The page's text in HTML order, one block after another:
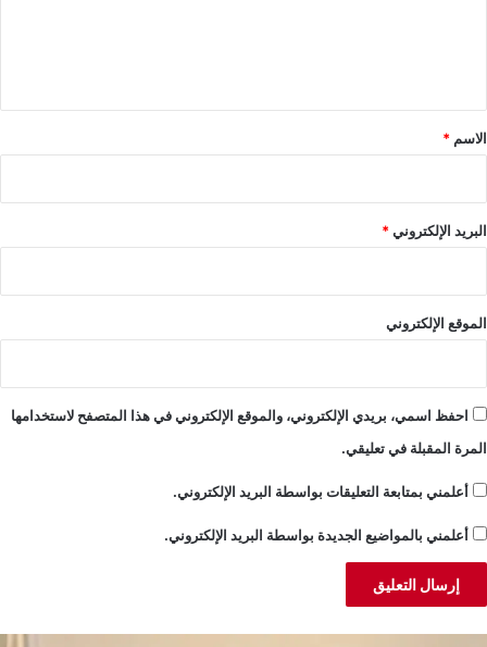
*
الاسم *
البريد الإلكتروني*
الموقع الإلكتروني
احفظ اسمي، بريدي الإلكتروني، والموقع الإلكتروني في هذا المتصفح لاستخدامها
المرة المقبلة في تعليقي.
أعلمني بمتابعة التعليقات بواسطة البريد الإلكتروني.
أعلمني بالمواضيع الجديدة بواسطة البريد الإلكتروني.